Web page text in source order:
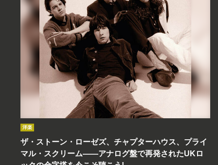
洋楽
ザ・ストーン・ローゼズ、チャプターハウス、プライ
マル・スクリーム――アナログ盤で再発されたUKロ